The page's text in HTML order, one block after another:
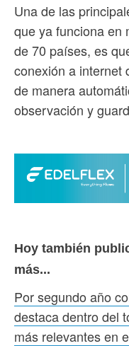
Una de las
que ya funciona en
de 70 países, es
conexión a internet
de manera
observación y
Hoy también
más...
Por segundo año
destaca dentro del
más relevantes en